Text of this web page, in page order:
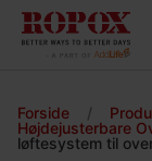
Forside /
Højdejusterbare
løftesystem til